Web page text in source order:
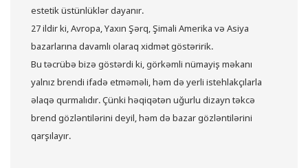
estetik üstünlüklər dayanır.
27 ildir ki, Avropa, Yaxın Şərq, Şimali Amerika və Asiya
bazarlarına davamlı olaraq xidmət göstəririk.
Bu təcrübə bizə göstərdi ki, görkəmli nümayiş məkanı
yalnız brendi ifadə etməməli, həm də yerli istehlakçılarla
əlaqə qurmalıdır.Çünki həqiqətən uğurlu dizayn təkcə
brend gözləntilərini deyil, həm də bazar gözləntilərini
qarşılayır.